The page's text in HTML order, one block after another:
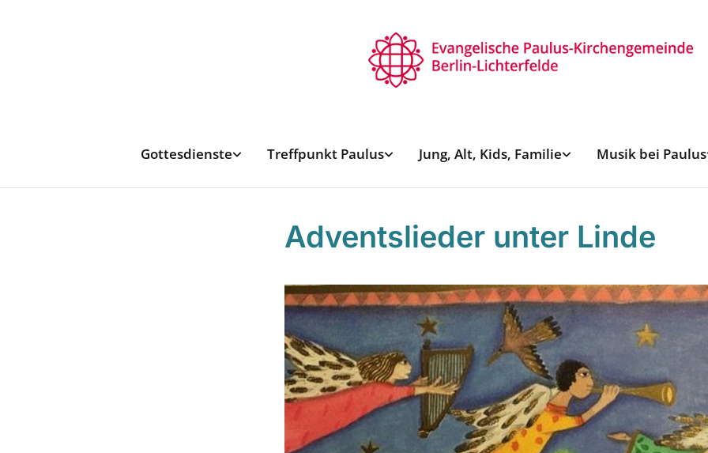
Gottesdienste Treffpunkt Paulus Jung, Alt, Kids, Familie Musik bei Paulus
Adventslieder unter Linde